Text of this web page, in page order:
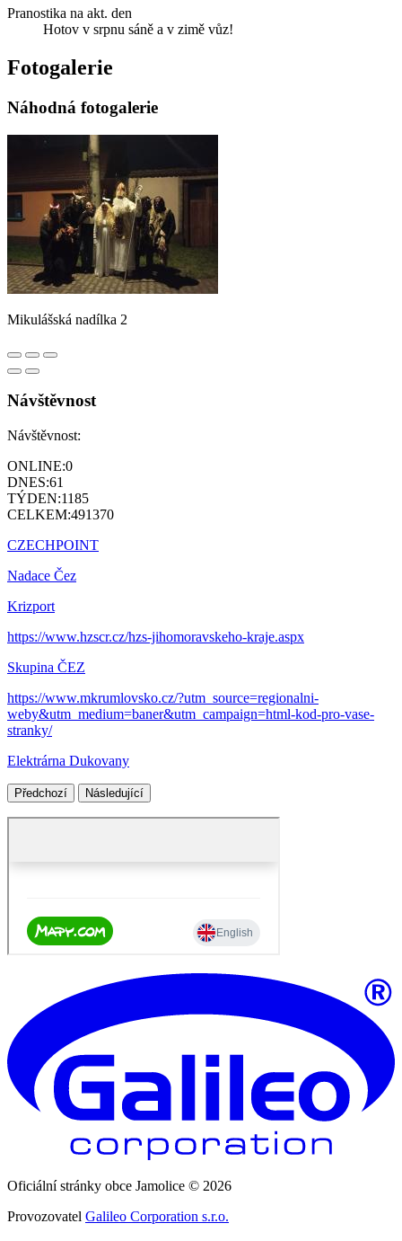
Pranostika na akt. den
Hotov v srpnu sáně a v zimě vůz!
Fotogalerie
Náhodná fotogalerie
Mikulášská nadílka 2
Návštěvnost
Návštěvnost:
ONLINE:0
DNES:61
TÝDEN:1185
CELKEM:491370
CZECHPOINT
Nadace Čez
Krizport
https://www.hzscr.cz/hzs-jihomoravskeho-kraje.aspx
Skupina ČEZ
https://www.mkrumlovsko.cz/?utm_source=regionalni-
weby&utm_medium=baner&utm_campaign=html-kod-pro-vase-
stranky/
Elektrárna Dukovany
Předchozí Následující
Oficiální stránky obce Jamolice © 2026
Provozovatel Galileo Corporation s.r.o.